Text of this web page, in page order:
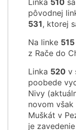
Linka 510
pôvodnej
531, ktorej
Na linke 515
z Rače do
Linka 520 v
poobede
Nivy
novom
Muškát v
je